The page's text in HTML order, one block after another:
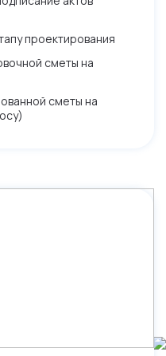
проектирования
сметы на
сметы на
обработку
с
персональных